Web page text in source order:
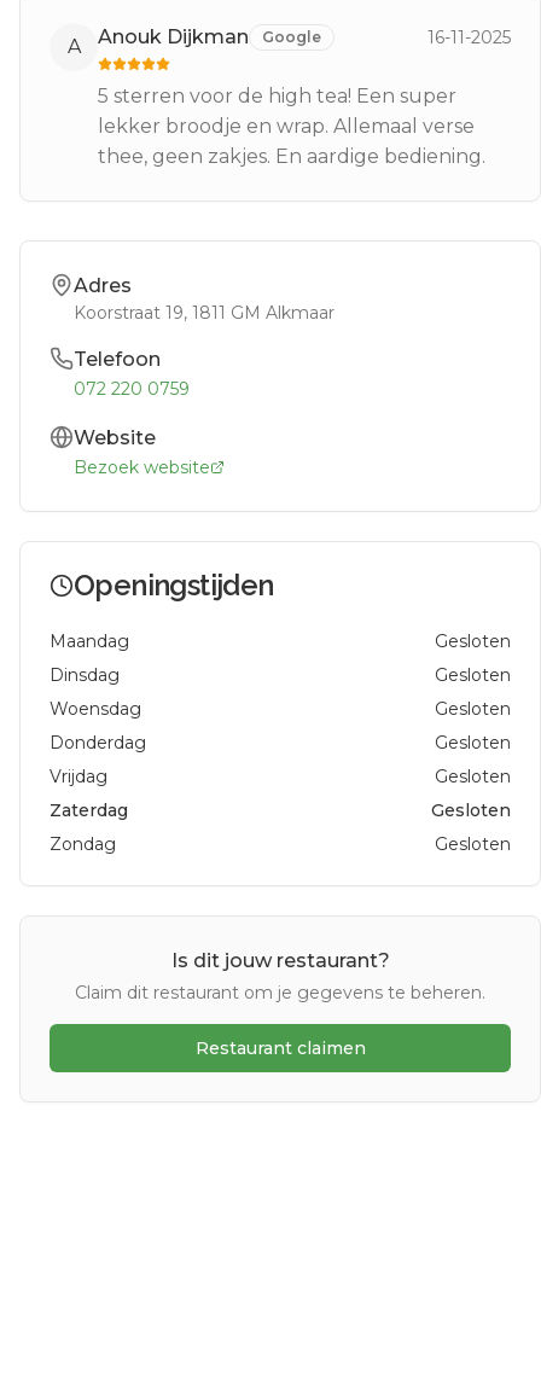
A Anouk Dijkman Google 16-11-2025
5 sterren voor de high tea! Een super
lekker broodje en wrap. Allemaal verse
thee, geen zakjes. En aardige bediening.
Adres
Koorstraat 19, 1811 GM Alkmaar
Telefoon
072 220 0759
Website
Bezoek website
Openingstijden
Maandag
Gesloten
Dinsdag
Gesloten
Woensdag
Gesloten
Donderdag
Gesloten
Vrijdag
Gesloten
Zaterdag
Gesloten
Zondag
Gesloten
Is dit jouw restaurant?
Claim dit restaurant om je gegevens te beheren.
Restaurant claimen